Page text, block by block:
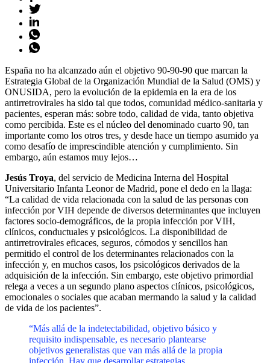
España no ha alcanzado aún el objetivo 90-90-90 que marcan la
Estrategia Global de la Organización Mundial de la Salud (OMS) y
ONUSIDA, pero la evolución de la epidemia en la era de los
antirretrovirales ha sido tal que todos, comunidad médico-sanitaria y
pacientes, esperan más: sobre todo, calidad de vida, tanto objetiva
como percibida. Este es el núcleo del denominado cuarto 90, tan
importante como los otros tres, y desde hace un tiempo asumido ya
como desafío de imprescindible atención y cumplimiento. Sin
embargo, aún estamos muy lejos…
Jesús Troya, del servicio de Medicina Interna del Hospital
Universitario Infanta Leonor de Madrid, pone el dedo en la llaga:
“La calidad de vida relacionada con la salud de las personas con
infección por VIH depende de diversos determinantes que incluyen
factores socio-demográficos, de la propia infección por VIH,
clínicos, conductuales y psicológicos. La disponibilidad de
antirretrovirales eficaces, seguros, cómodos y sencillos han
permitido el control de los determinantes relacionados con la
infección y, en muchos casos, los psicológicos derivados de la
adquisición de la infección. Sin embargo, este objetivo primordial
relega a veces a un segundo plano aspectos clínicos, psicológicos,
emocionales o sociales que acaban mermando la salud y la calidad
de vida de los pacientes”.
“Más allá de la indetectabilidad, objetivo básico y
requisito indispensable, es necesario plantearse
objetivos generalistas que van más allá de la propia
infección. Hay que desarrollar estrategias